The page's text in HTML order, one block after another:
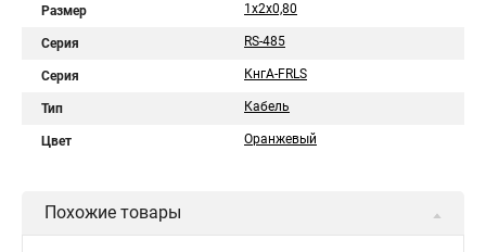
Размер 1х2х0,80
Серия RS-485
Серия КнгА-FRLS
Тип Кабель
Цвет Оранжевый
Похожие товары